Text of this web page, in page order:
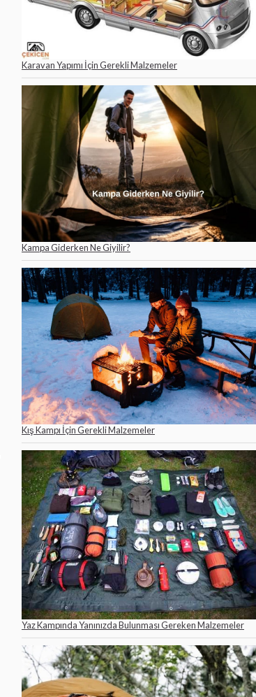
Karavan Yapımı İçin Gerekli Malzemeler
Kampa Giderken Ne Giyilir?
Kış Kampı İçin Gerekli Malzemeler
Yaz Kampında Yanınızda Bulunması Gereken Malzemeler